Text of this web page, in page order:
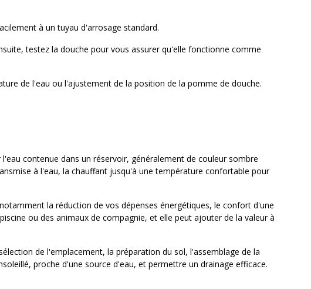
à un tuyau d'arrosage standard.
testez la douche pour vous assurer qu'elle fonctionne comme
de l'eau ou l'ajustement de la position de la pomme de douche.
contenue dans un réservoir, généralement de couleur sombre
à l'eau, la chauffant jusqu'à une température confortable pour
la réduction de vos dépenses énergétiques, le confort d'une
ou des animaux de compagnie, et elle peut ajouter de la valeur à
de l'emplacement, la préparation du sol, l'assemblage de la
proche d'une source d'eau, et permettre un drainage efficace.